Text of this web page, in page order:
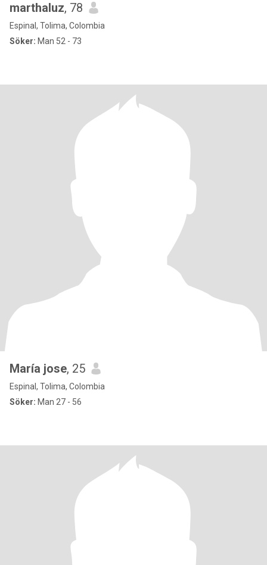
marthaluz, 78
Espinal, Tolima, Colombia
Söker: Man 52 - 73
María jose, 25
Espinal, Tolima, Colombia
Söker: Man 27 - 56